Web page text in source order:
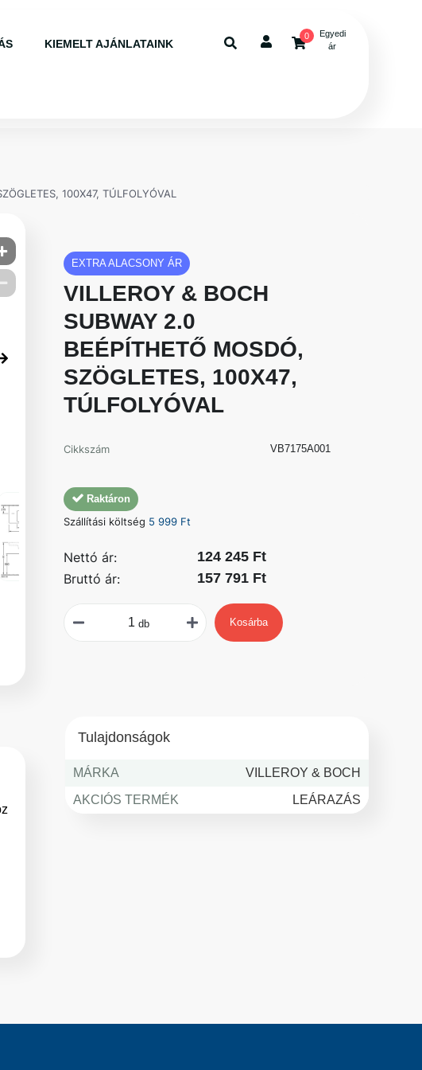
KIEMELT AJÁNLATAINK
0
Egyedi
ár
100X47, TÚLFOLYÓVAL
EXTRA ALACSONY ÁR
VILLEROY & BOCH
SUBWAY 2.0
BEÉPÍTHETŐ MOSDÓ,
SZÖGLETES, 100X47,
TÚLFOLYÓVAL
Cikkszám VB7175A001
Raktáron
Szállítási költség 5 999 Ft
Nettó ár:
124 245 Ft
Bruttó ár:
157 791 Ft
db Kosárba
Tulajdonságok
MÁRKA
VILLEROY & BOCH
AKCIÓS TERMÉK
LEÁRAZÁS